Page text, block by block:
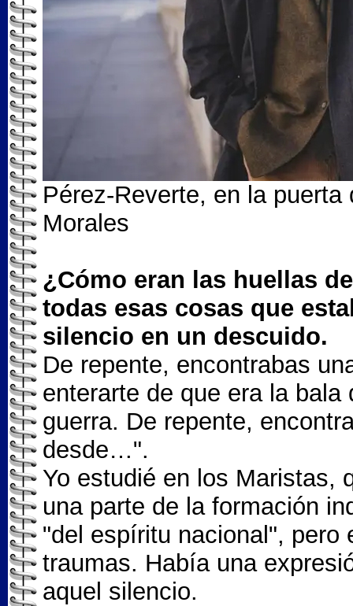
Pérez-Reverte, en la
Morales
¿Cómo eran las huellas
todas esas cosas que
silencio en un descuido.
De repente, encontrabas
enterarte de que era la
guerra. De repente,
desde…".
Yo estudié en los Maristas,
una parte de la formación
"del espíritu nacional", pero
traumas. Había una
aquel silencio.